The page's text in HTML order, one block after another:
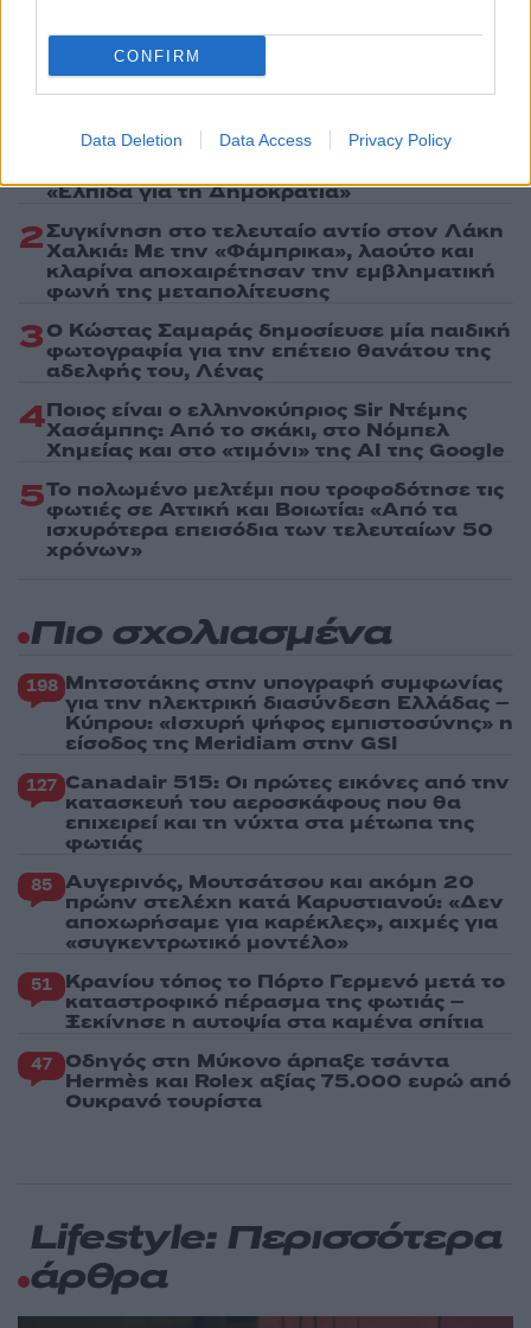
CONFIRM
Data Deletion Data Access Privacy Policy
Πιο δημοφιλή
Έφυγαν οι συνεργάτες, μένει η Μαρία
«Ελπίδα για τη Δημοκρατία»
2Συγκίνηση στο τελευταίο αντίο στον Λάκη
Χαλκιά: Με την «Φάμπρικα», λαούτο και
κλαρίνα αποχαιρέτησαν την εμβληματική
φωνή της μεταπολίτευσης
3Ο Κώστας Σαμαράς δημοσίευσε μία παιδική
φωτογραφία για την επέτειο θανάτου της
αδελφής του, Λένας
4Ποιος είναι ο ελληνοκύπριος Sir Ντέμης
Χασάμπης: Από το σκάκι, στο Νόμπελ
Χημείας και στο «τιμόνι» της AI της Google
5Το πολωμένο μελτέμι που τροφοδότησε τις
φωτιές σε Αττική και Βοιωτία: «Από τα
ισχυρότερα επεισόδια των τελευταίων 50
χρόνων»
Πιο σχολιασμένα
198 Μητσοτάκης στην υπογραφή συμφωνίας
για την ηλεκτρική διασύνδεση Ελλάδας –
Κύπρου: «Ισχυρή ψήφος εμπιστοσύνης» η
είσοδος της Meridiam στην GSI
127 Canadair 515: Οι πρώτες εικόνες από την
κατασκευή του αεροσκάφους που θα
επιχειρεί και τη νύχτα στα μέτωπα της
φωτιάς
85 Αυγερινός, Μουτσάτσου και ακόμη 20
πρώην στελέχη κατά Καρυστιανού: «Δεν
αποχωρήσαμε για καρέκλες», αιχμές για
«συγκεντρωτικό μοντέλο»
51 Κρανίου τόπος το Πόρτο Γερμενό μετά το
καταστροφικό πέρασμα της φωτιάς –
Ξεκίνησε η αυτοψία στα καμένα σπίτια
47 Οδηγός στη Μύκονο άρπαξε τσάντα
Hermès και Rolex αξίας 75.000 ευρώ από
Ουκρανό τουρίστα
Lifestyle: Περισσότερα
άρθρα